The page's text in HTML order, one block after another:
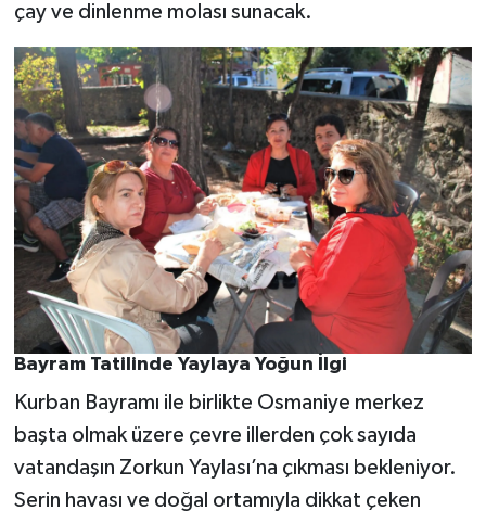
çay ve dinlenme molası sunacak.
Bayram Tatilinde Yaylaya Yoğun İlgi
Kurban Bayramı ile birlikte Osmaniye merkez
başta olmak üzere çevre illerden çok sayıda
vatandaşın Zorkun Yaylası’na çıkması bekleniyor.
Serin havası ve doğal ortamıyla dikkat çeken